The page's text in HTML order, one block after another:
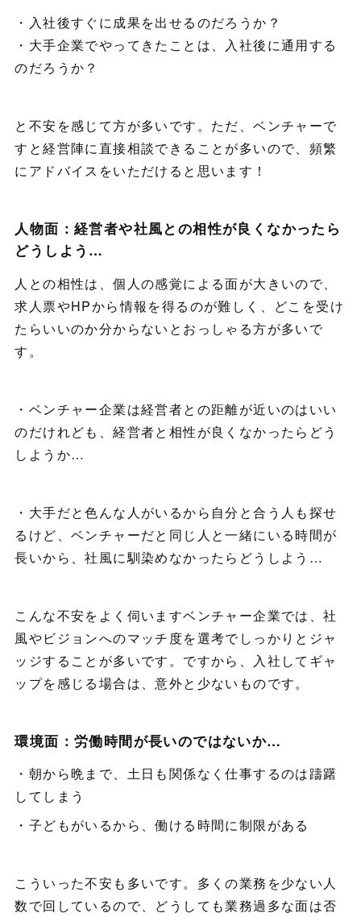
・入社後すぐに成果を出せるのだろうか？
・大手企業でやってきたことは、入社後に通用する
のだろうか？
と不安を感じて方が多いです。ただ、ベンチャーで
すと経営陣に直接相談できることが多いので、頻繁
にアドバイスをいただけると思います！
人物面：経営者や社風との相性が良くなかったら
どうしよう…
人との相性は、個人の感覚による面が大きいので、
求人票やHPから情報を得るのが難しく、どこを受け
たらいいのか分からないとおっしゃる方が多いで
す。
・ベンチャー企業は経営者との距離が近いのはいい
のだけれども、経営者と相性が良くなかったらどう
しようか…
・大手だと色んな人がいるから自分と合う人も探せ
るけど、ベンチャーだと同じ人と一緒にいる時間が
長いから、社風に馴染めなかったらどうしよう…
こんな不安をよく伺いますベンチャー企業では、社
風やビジョンへのマッチ度を選考でしっかりとジャ
ッジすることが多いです。ですから、入社してギャ
ップを感じる場合は、意外と少ないものです。
環境面：労働時間が長いのではないか…
・朝から晩まで、土日も関係なく仕事するのは躊躇
してしまう
・子どもがいるから、働ける時間に制限がある
こういった不安も多いです。多くの業務を少ない人
数で回しているので、どうしても業務過多な面は否